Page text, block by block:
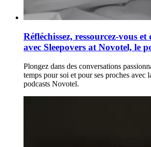
Réfléchissez, ressourcez-vous et
avec Sleepovers at Novotel, le
Plongez dans des conversations
temps pour soi et pour ses proches avec
podcasts Novotel.